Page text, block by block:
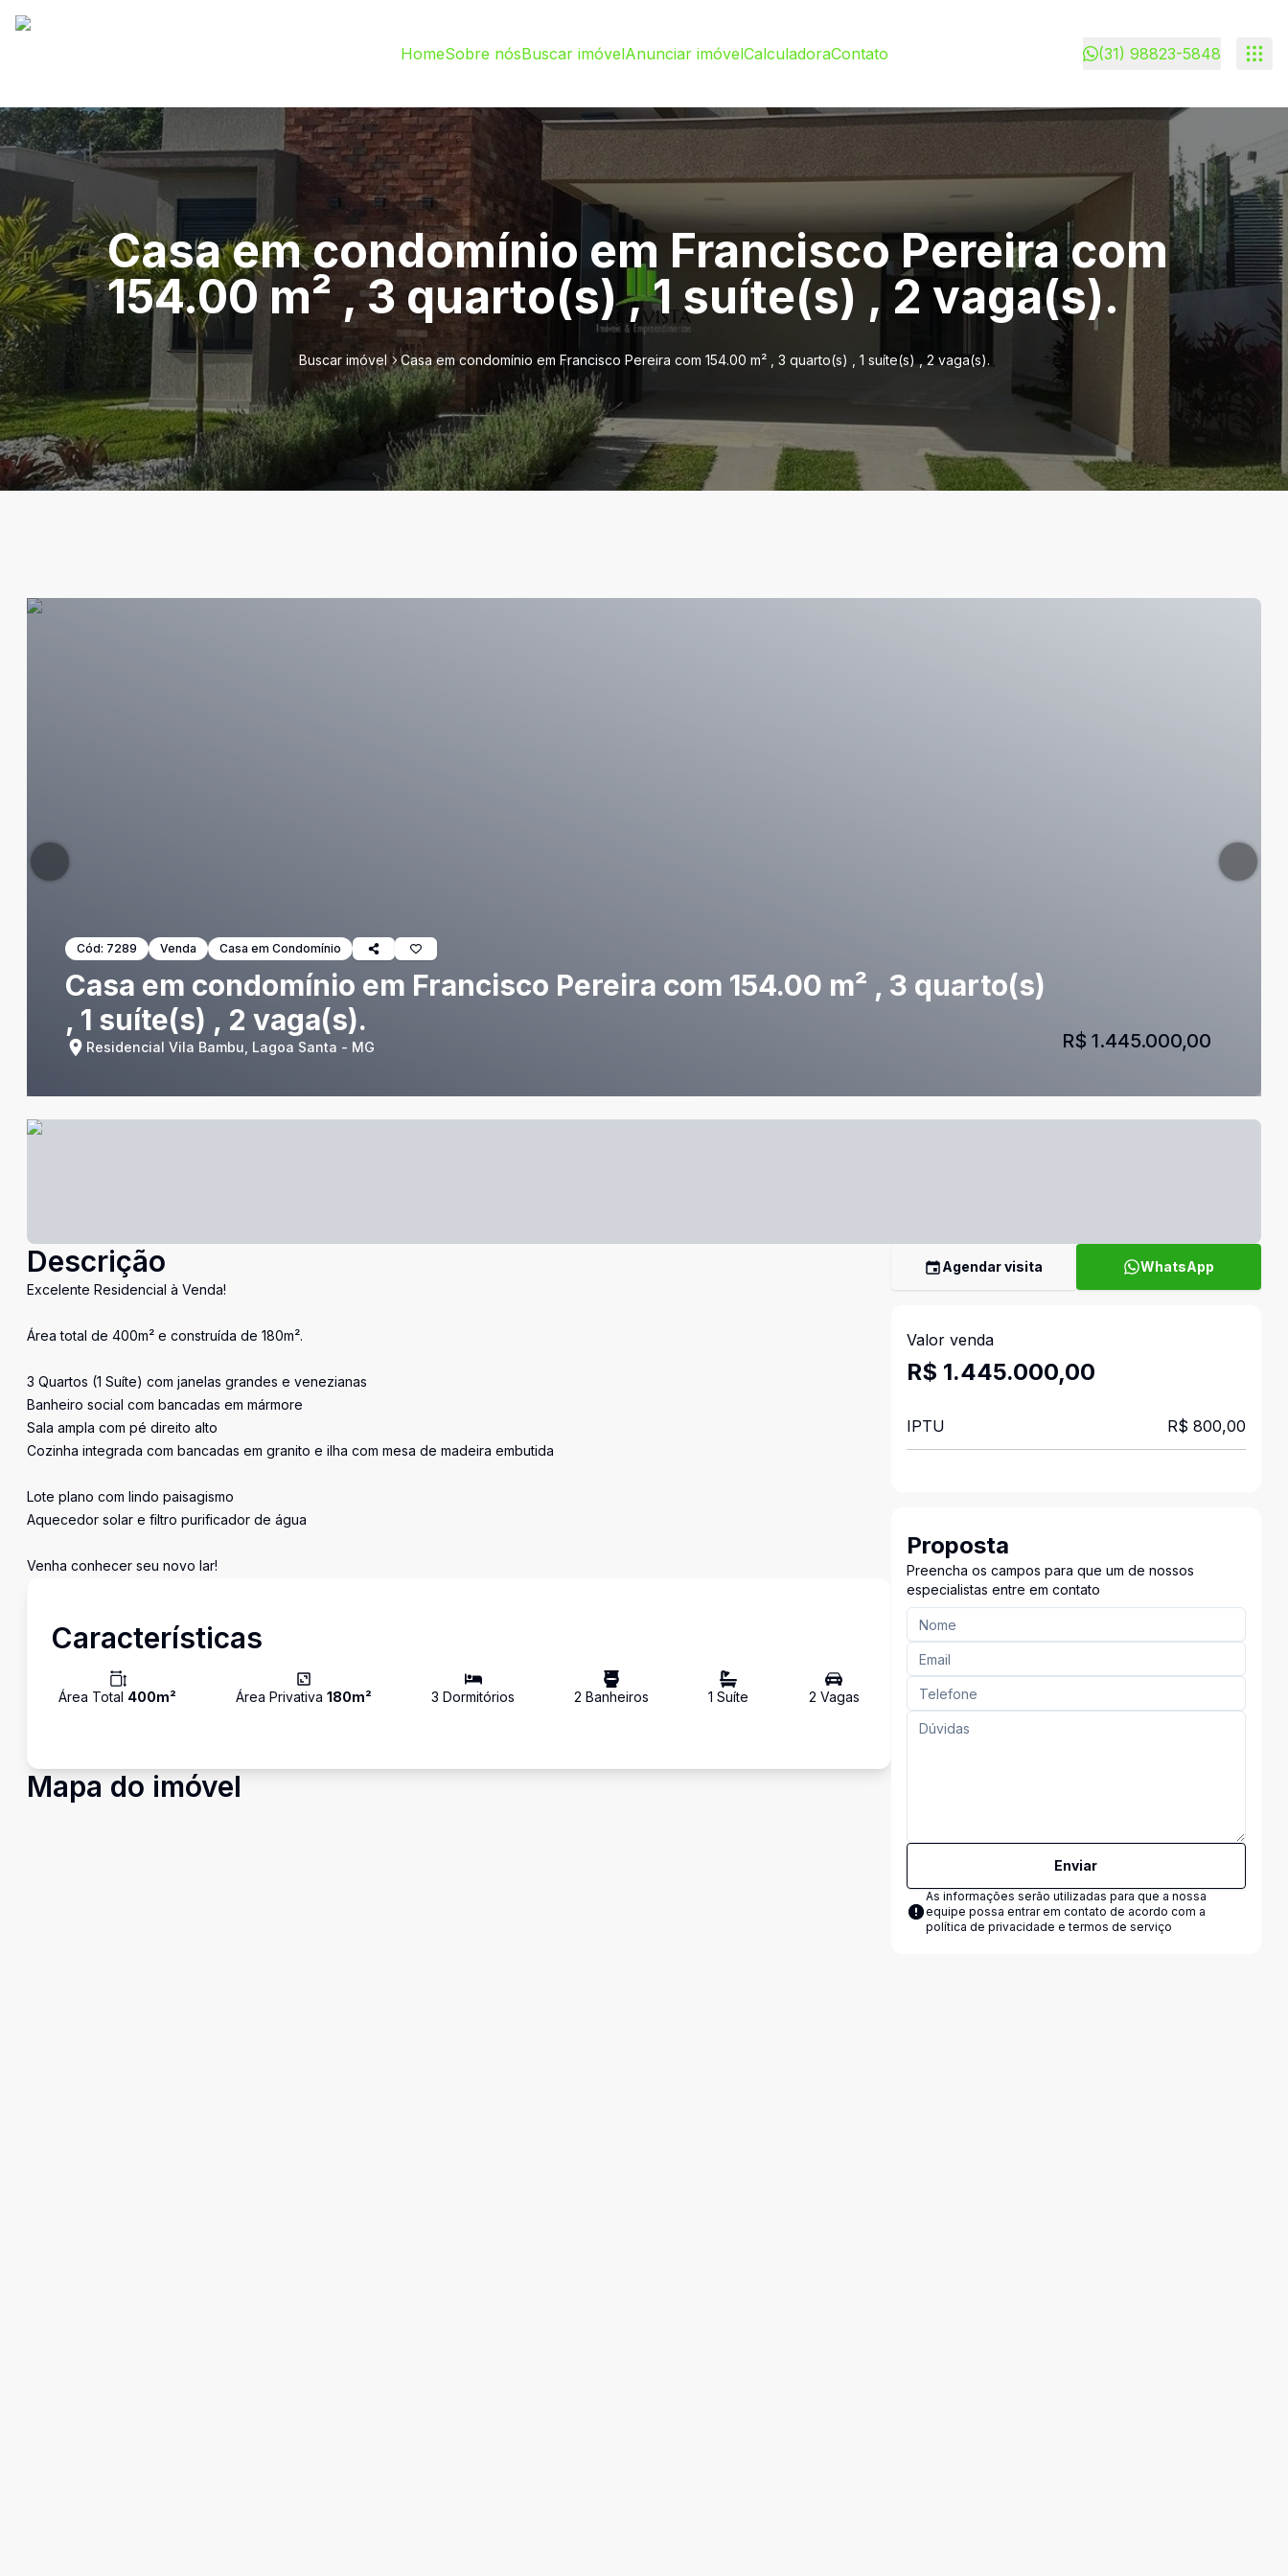
HomeSobre nósBuscar imóvelAnunciar imóvelCalculadoraContato (31) 98823-5848
Casa em condomínio em Francisco Pereira com
154.00 m² , 3 quarto(s) , 1 suíte(s) , 2 vaga(s).
Buscar imóvel Casa em condomínio em Francisco Pereira com 154.00 m² , 3 quarto(s) , 1 suíte(s) , 2 vaga(s).
Cód: 7289 Venda Casa em Condomínio
Casa em condomínio em Francisco Pereira com 154.00 m² , 3 quarto(s)
, 1 suíte(s) , 2 vaga(s).
Residencial Vila Bambu, Lagoa Santa - MG R$ 1.445.000,00
Descrição
Excelente Residencial à Venda!
Área total de 400m² e construída de 180m².
3 Quartos (1 Suíte) com janelas grandes e venezianas
Banheiro social com bancadas em mármore
Sala ampla com pé direito alto
Cozinha integrada com bancadas em granito e ilha com mesa de madeira embutida
Lote plano com lindo paisagismo
Aquecedor solar e filtro purificador de água
Venha conhecer seu novo lar!
Características
Área Total 400m² Área Privativa180m² 3 Dormitórios 2 Banheiros 1 Suíte 2 Vagas
Mapa do imóvel
Agendar visita WhatsApp
Valor venda
R$ 1.445.000,00
IPTU R$ 800,00
Proposta
Preencha os campos para que um de nossos
especialistas entre em contato
Enviar
As informações serão utilizadas para que a nossa
equipe possa entrar em contato de acordo com a
política de privacidade e termos de serviço